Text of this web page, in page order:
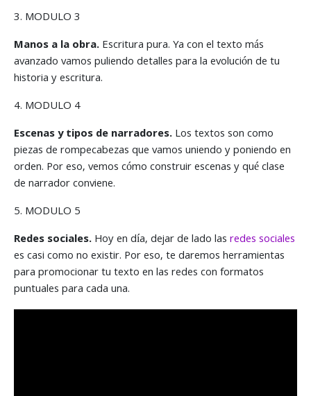
3. MODULO 3
Manos a la obra.Escritura pura. Ya con el texto más
avanzado vamos puliendo detalles para la evolución de tu
historia y escritura.
4. MODULO 4
Escenas y tipos de narradores.Los textos son como
piezas de rompecabezas que vamos uniendo y poniendo en
orden. Por eso, vemos cómo construir escenas y qué clase
de narrador conviene.
5. MODULO 5
Redes sociales.Hoy en día, dejar de lado lasredes sociales
es casi como no existir. Por eso, te daremos herramientas
para promocionar tu texto en las redes con formatos
puntuales para cada una.